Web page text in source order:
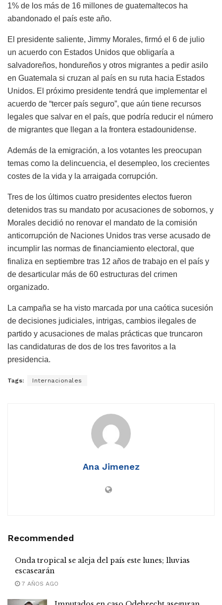
1% de los más de 16 millones de guatemaltecos ha
abandonado el país este año.
El presidente saliente, Jimmy Morales, firmó el 6 de julio
un acuerdo con Estados Unidos que obligaría a
salvadoreños, hondureños y otros migrantes a pedir asilo
en Guatemala si cruzan al país en su ruta hacia Estados
Unidos. El próximo presidente tendrá que implementar el
acuerdo de “tercer país seguro”, que aún tiene recursos
legales que salvar en el país, que podría reducir el número
de migrantes que llegan a la frontera estadounidense.
Además de la emigración, a los votantes les preocupan
temas como la delincuencia, el desempleo, los crecientes
costes de la vida y la arraigada corrupción.
Tres de los últimos cuatro presidentes electos fueron
detenidos tras su mandato por acusaciones de sobornos, y
Morales decidió no renovar el mandato de la comisión
anticorrupción de Naciones Unidos tras verse acusado de
incumplir las normas de financiamiento electoral, que
finaliza en septiembre tras 12 años de trabajo en el país y
de desarticular más de 60 estructuras del crimen
organizado.
La campaña se ha visto marcada por una caótica sucesión
de decisiones judiciales, intrigas, cambios ilegales de
partido y acusaciones de malas prácticas que truncaron
las candidaturas de dos de los tres favoritos a la
presidencia.
Tags: Internacionales
Ana Jimenez
Recommended
Onda tropical se aleja del país este lunes; lluvias
escasearán
7 AÑOS AGO